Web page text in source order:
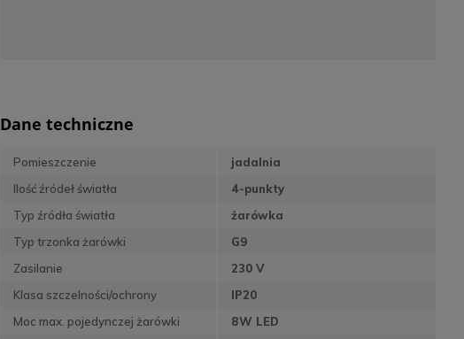
Dane techniczne
Pomieszczenie
jadalnia
Ilość źródeł światła
4-punkty
Typ źródła światła
żarówka
Typ trzonka żarówki
G9
Zasilanie
230 V
Klasa szczelności/ochrony
IP20
Moc max. pojedynczej żarówki
8W LED